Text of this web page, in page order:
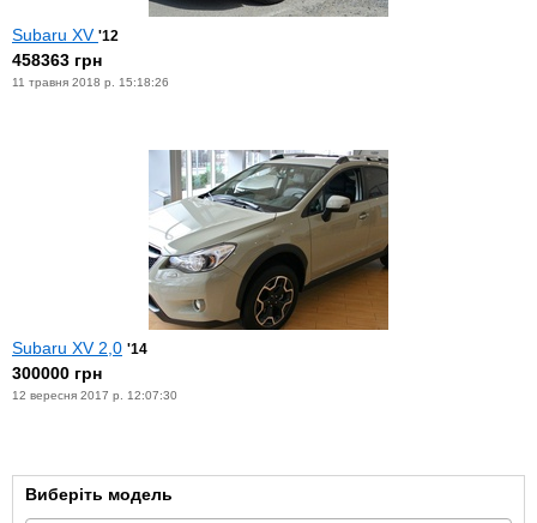
Subaru XV '12
458363 грн
11 травня 2018 р. 15:18:26
Subaru XV 2,0 '14
300000 грн
12 вересня 2017 р. 12:07:30
Виберіть модель